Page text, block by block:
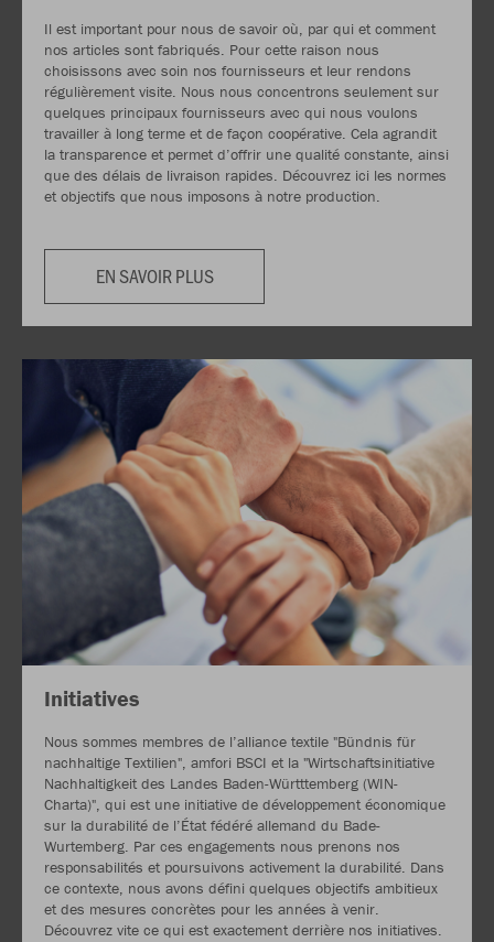
Il est important pour nous de savoir où, par qui et comment
nos articles sont fabriqués. Pour cette raison nous
choisissons avec soin nos fournisseurs et leur rendons
régulièrement visite. Nous nous concentrons seulement sur
quelques principaux fournisseurs avec qui nous voulons
travailler à long terme et de façon coopérative. Cela agrandit
la transparence et permet d’offrir une qualité constante, ainsi
que des délais de livraison rapides. Découvrez ici les normes
et objectifs que nous imposons à notre production.
EN SAVOIR PLUS
Initiatives
Nous sommes membres de l’alliance textile "Bündnis für
nachhaltige Textilien", amfori BSCI et la "Wirtschaftsinitiative
Nachhaltigkeit des Landes Baden-Württtemberg (WIN-
Charta)", qui est une initiative de développement économique
sur la durabilité de l’État fédéré allemand du Bade-
Wurtemberg. Par ces engagements nous prenons nos
responsabilités et poursuivons activement la durabilité. Dans
ce contexte, nous avons défini quelques objectifs ambitieux
et des mesures concrètes pour les années à venir.
Découvrez vite ce qui est exactement derrière nos initiatives.